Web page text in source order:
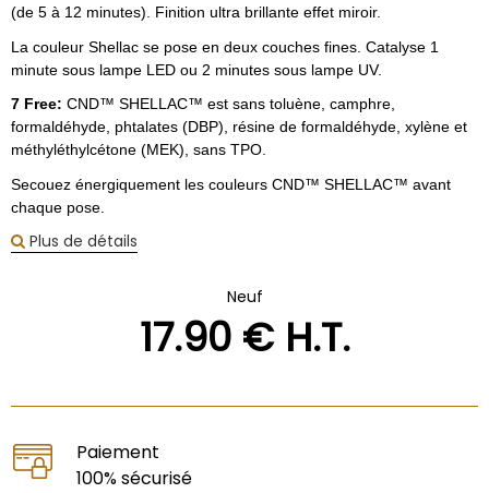
(de 5 à 12 minutes). Finition ultra brillante effet miroir.
La couleur Shellac se pose en deux couches fines. Catalyse 1
minute sous lampe LED ou 2 minutes sous lampe UV.
7 Free: CND™ SHELLAC™ est sans toluène, camphre,
formaldéhyde, phtalates (DBP), résine de formaldéhyde, xylène et
méthyléthylcétone (MEK), sans TPO.
Secouez énergiquement les couleurs CND™ SHELLAC™ avant
chaque pose.
Plus de détails
Neuf
17.90€ H.T.
Paiement
100% sécurisé